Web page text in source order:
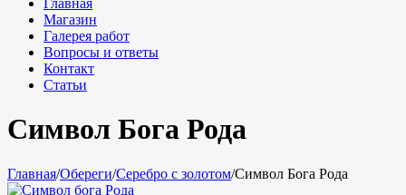
Главная
Магазин
Галерея работ
Вопросы и ответы
Контакт
Статьи
Символ Бога Рода
Главная/Обереги/Серебро с золотом/Символ Бога Рода